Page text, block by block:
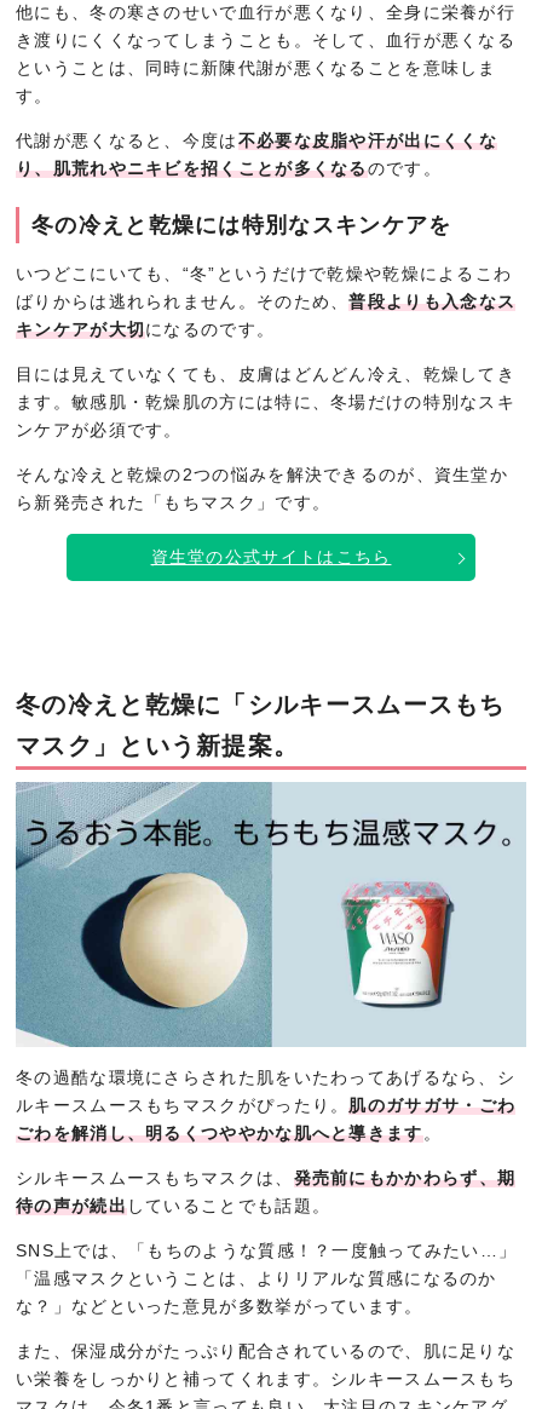
他にも、冬の寒さのせいで血行が悪くなり、全身に栄養が行
き渡りにくくなってしまうことも。そして、血行が悪くなる
ということは、同時に新陳代謝が悪くなることを意味しま
す。
代謝が悪くなると、今度は不必要な皮脂や汗が出にくくな
り、肌荒れやニキビを招くことが多くなるのです。
冬の冷えと乾燥には特別なスキンケアを
いつどこにいても、“冬”というだけで乾燥や乾燥によるこわ
ばりからは逃れられません。そのため、普段よりも入念なス
キンケアが大切になるのです。
目には見えていなくても、皮膚はどんどん冷え、乾燥してき
ます。敏感肌・乾燥肌の方には特に、冬場だけの特別なスキ
ンケアが必須です。
そんな冷えと乾燥の2つの悩みを解決できるのが、資生堂か
ら新発売された「もちマスク」です。
資生堂の公式サイトはこちら
冬の冷えと乾燥に「シルキースムースもち
マスク」という新提案。
冬の過酷な環境にさらされた肌をいたわってあげるなら、シ
ルキースムースもちマスクがぴったり。肌のガサガサ・ごわ
ごわを解消し、明るくつややかな肌へと導きます。
シルキースムースもちマスクは、 発売前にもかかわらず、期
待の声が続出していることでも話題。
SNS上では、「もちのような質感！？一度触ってみたい…」
「温感マスクということは、よりリアルな質感になるのか
な？」などといった意見が多数挙がっています。
また、保湿成分がたっぷり配合されているので、肌に足りな
い栄養をしっかりと補ってくれます。シルキースムースもち